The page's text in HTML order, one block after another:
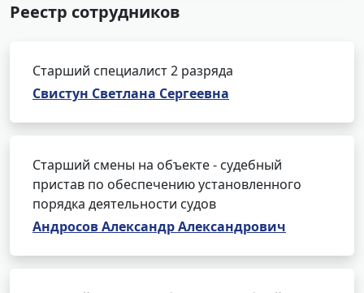
Реестр сотрудников
Старший специалист 2 разряда
Свистун Светлана Сергеевна
Старший смены на объекте - судебный
пристав по обеспечению установленного
порядка деятельности судов
Андросов Александр Александрович